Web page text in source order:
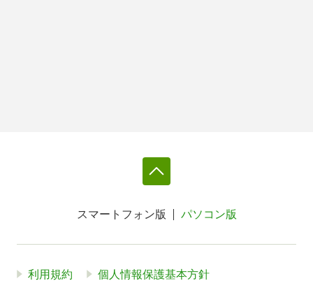
スマートフォン版 パソコン版
利用規約 個人情報保護基本方針